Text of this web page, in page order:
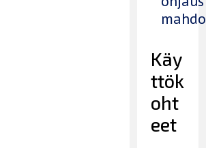
Käy
ttök
oht
eet